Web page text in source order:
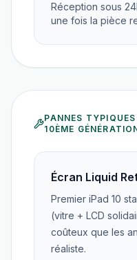
Réception sous
une fois la pièce
PANNES TYPIQUES
10ÈME
Écran Liquid
Premier iPad 10
(vitre + LCD
coûteux que les
réaliste.